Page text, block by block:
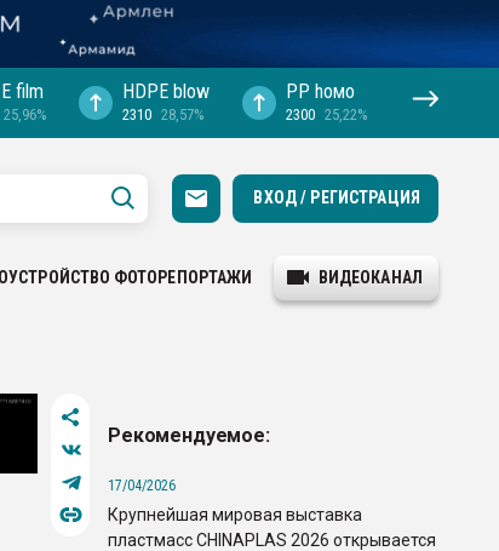
film
25,96%
HDPE blow
2310 28,57%
PP hомо
2300 25,22%
ВХОД / РЕГИСТРАЦИЯ
ФОТОРЕПОРТАЖИ ВИДЕОКАНАЛ
Рекомендуемое:
17/04/2026
Крупнейшая мировая выставка
пластмасс CHINAPLAS 2026 открывается